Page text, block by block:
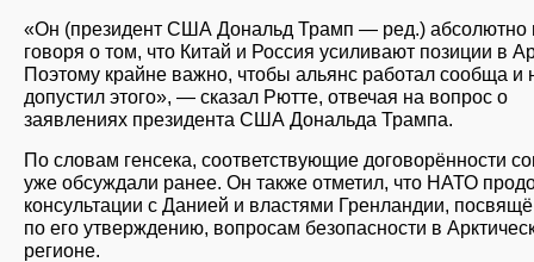
«Он (президент США Дональд Трамп — ред.) абсолютно
говоря о том, что Китай и Россия усиливают позиции в
Поэтому крайне важно, чтобы альянс работал сообща и
допустил этого», — сказал Рютте, отвечая на вопрос о
заявлениях президента США Дональда Трампа.
По словам генсека, соответствующие договорённости
уже обсуждали ранее. Он также отметил, что НАТО
консультации с Данией и властями Гренландии,
по его утверждению, вопросам безопасности в
регионе.